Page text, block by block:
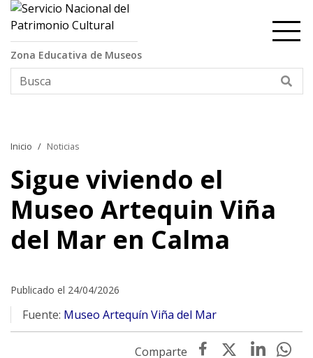
Contenido principal
Zona Educativa de Museos
Inicio Noticias
Sigue viviendo el
Museo Artequin Viña
del Mar en Calma
Publicado el 24/04/2026
Fuente: Museo Artequín Viña del Mar